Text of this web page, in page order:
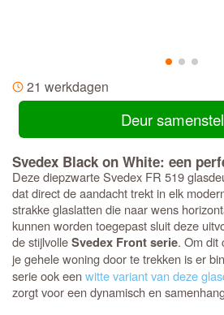
21 werkdagen
Deur
Svedex Black on White: een
Deze diepzwarte Svedex FR 519
dat direct de aandacht trekt in elk
strakke glaslatten die naar wens
kunnen worden toegepast sluit deze
de stijlvolleSvedex Front serie. Om dit
je gehele woning door te trekken is er
serie ook eenwitte variant van deze
zorgt voor een dynamisch en